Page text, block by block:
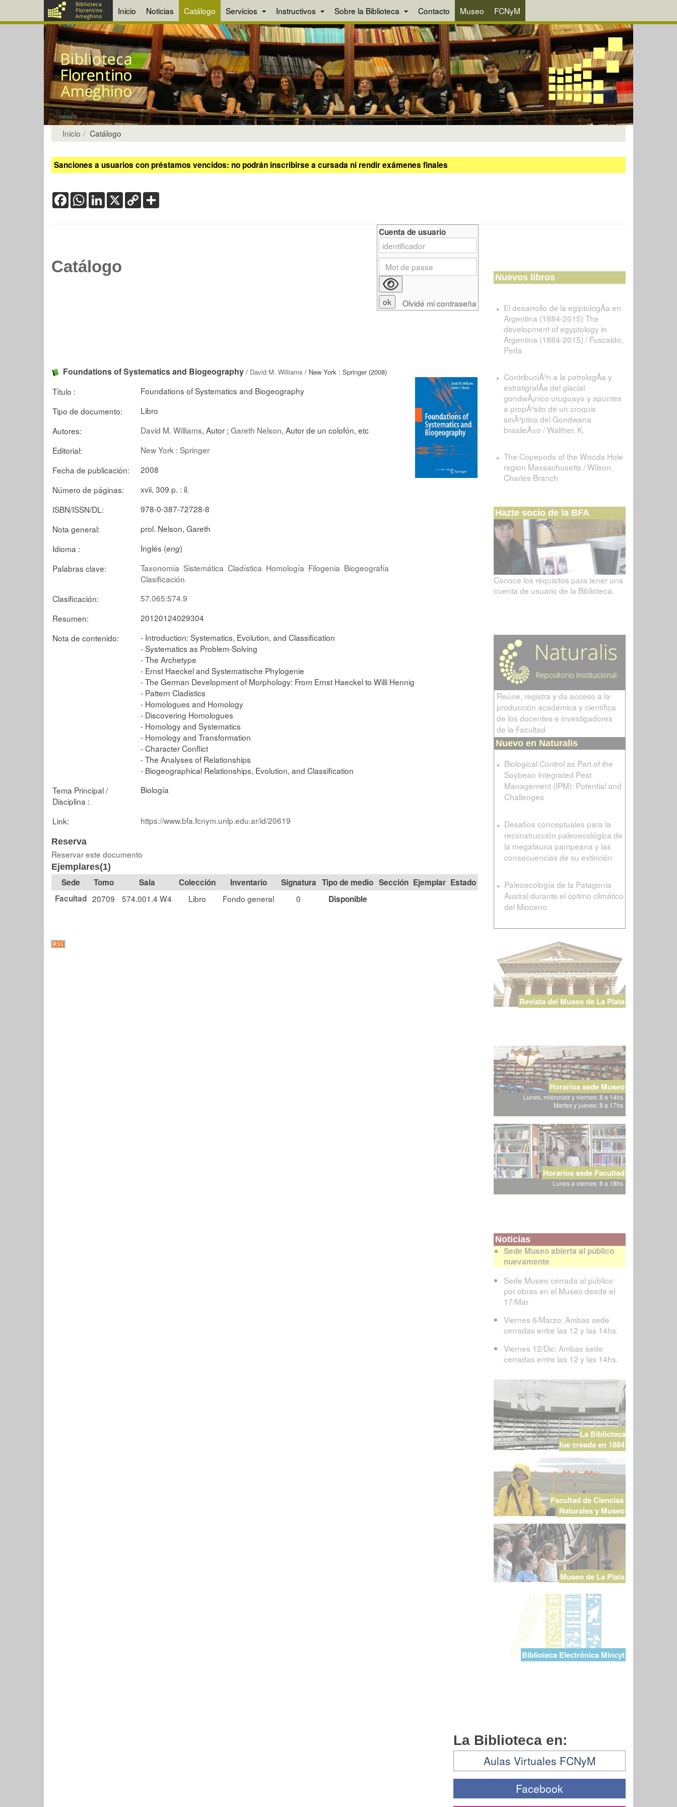
Inicio Noticias Catálogo Servicios Instructivos Sobre la Biblioteca Contacto Museo FCNyM
Inicio Catálogo
Sanciones a usuarios con préstamos vencidos: no podrán inscribirse a cursada ni rendir exámenes finales
FacebookWhatsApp
LinkedIn
X Copy
Link
Catálogo
Foundations of Systematics and Biogeography / David M. Williams / New York : Springer (2008)
Título :
Foundations of Systematics and Biogeography
Tipo de documento:
Libro
Autores:
David M. Williams, Autor ; Gareth Nelson, Autor de un colofón, etc
Editorial:
New York : Springer
Fecha de publicación:
2008
Número de páginas:
xvii, 309 p. : il.
ISBN/ISSN/DL:
978-0-387-72728-8
Nota general:
prol. Nelson, Gareth
Idioma :
Inglés (eng)
Palabras clave:
Taxonomía Sistemática Cladística Homología Filogenia Biogeografía
Clasificación
Clasificación:
57.065:574.9
Resumen:
20120124029304
Nota de contenido:
- Introduction: Systematics, Evolution, and Classification
- Systematics as Problem-Solving
- The Archetype
- Ernst Haeckel and Systematische Phylogenie
- The German Development of Morphology: From Ernst Haeckel to Willi Hennig
- Pattern Cladistics
- Homologues and Homology
- Discovering Homologues
- Homology and Systematics
- Homology and Transformation
- Character Conflict
- The Analyses of Relationships
- Biogeographical Relationships, Evolution, and Classification
Tema Principal /
Disciplina :
Biología
Link: https://www.bfa.fcnym.unlp.edu.ar/id/20619
Reserva
Reservar este documento
Ejemplares(1)
Tomo Sala Colección Signatura Tipo de medio Sección
Estado
Facultad 20709 574.001.4 W4 Libro Fondo general 0 Disponible
Cuenta de usuario
Olvidé mi contraseña
Nuevos libros
El desarrollo de la egiptologÃ­a en
Argentina (1884-2015) The
development of egyptology in
Argentina (1884-2015) / Fuscaldo,
Perla
ContribuciÃ³n a la petrologÃ­a y
estratigrafÃ­a del glacial
gondwÃ¡nico uruguayo y apuntes
a propÃ³sito de un croquis
sinÃ³ptico del Gondwana
brasileÃ±o / Walther, K.
The Copepods of the Woods Hole
region Massachusetts / Wilson,
Charles Branch
Hazte socio de la BFA
Conoce los requisitos para tener una
cuenta de usuario de la Biblioteca.
Reúne, registra y da acceso a la
producción académica y científica
de los docentes e investigadores
de la Facultad
Nuevo en Naturalis
Biological Control as Part of the
Soybean Integrated Pest
Management (IPM): Potential and
Challenges
Desafíos conceptuales para la
reconstrucción paleoecológica de
la megafauna pampeana y las
consecuencias de su extinción
Paleoecología de la Patagonia
Austral durante el óptimo climático
del Mioceno
Revista del Museo de La Plata
Horarios sede Museo
Lunes, miércoles y viernes: 8 a 14hs.
Martes y jueves: 8 a 17hs.
Horarios sede Facultad
Lunes a viernes: 8 a 18hs.
Noticias
Sede Museo abierta al público
nuevamente
Sede Museo cerrada al público
por obras en el Museo desde el
17/Mar
Viernes 6/Marzo: Ambas sede
cerradas entre las 12 y las 14hs.
Viernes 12/Dic: Ambas sede
cerradas entre las 12 y las 14hs.
La Biblioteca
fue creada en 1884
Facultad de Ciencias
Naturales y Museo
Museo de La Plata
Biblioteca Electrónica Mincyt
La Biblioteca en:
Aulas Virtuales FCNyM
Facebook